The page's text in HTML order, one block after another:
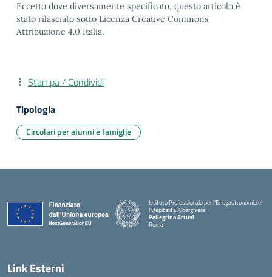
Eccetto dove diversamente specificato, questo articolo è
stato rilasciato sotto Licenza Creative Commons
Attribuzione 4.0 Italia.
Stampa / Condividi
Tipologia
Circolari per alunni e famiglie
Istituto Professionale per l'Enogastronomia e
l'Ospitalità Alberghiera
Pellegrino Artusi
Roma
Link Esterni